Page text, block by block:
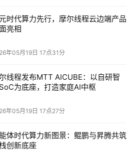
层思路，让我们知道，数据保护
而是正在走向AI数据基础设施的中
章内容仅供参考，不构成投资建议。
时代算力先行，摩尔线程云边端产品
亮相
年05月19日 17点31分
线程发布MTT AICUBE：以自研智
为底座，打造家庭AI中枢
年05月19日 17点27分
体时代算力新图景：鲲鹏与昇腾共筑
创新底座